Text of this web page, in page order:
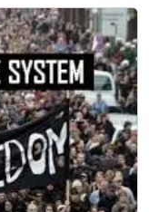
बि
हा
र
जी
ते
गी
भा
ज
पा